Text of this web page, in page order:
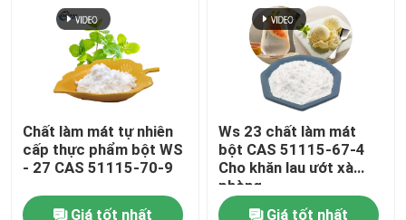
Chất làm mát tự nhiên
cấp thực phẩm bột WS
- 27 CAS 51115-70-9
Giá tốt nhất
Ws 23 chất làm mát
bột CAS 51115-67-4
Cho khăn lau ướt xà
phòng
Giá tốt nhất